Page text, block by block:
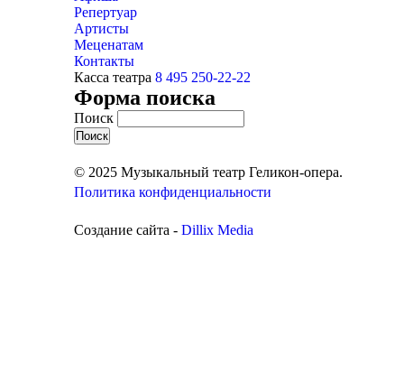
Репертуар
Артисты
Меценатам
Контакты
Касса театра 8 495 250-22-22
Форма поиска
Поиск
© 2025 Музыкальный театр Геликон-опера.
Политика конфиденциальности
Создание сайта - Dillix Media